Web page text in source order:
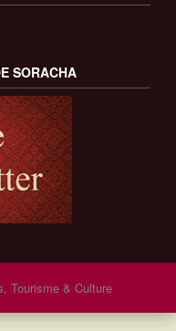
SORACHA
Tourisme & Culture